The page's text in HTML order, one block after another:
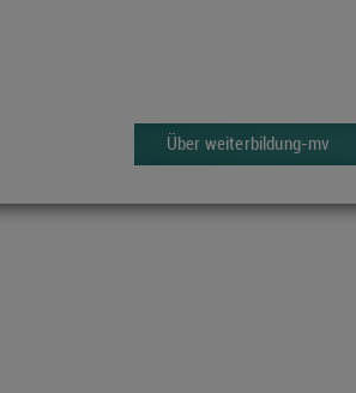
Über weiterbildung-mv